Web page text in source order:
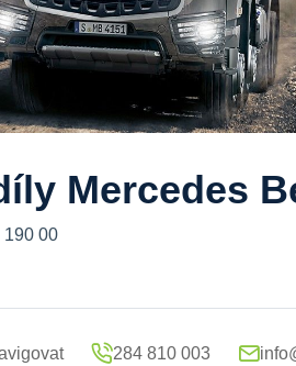
Mercedes
190 00
284 810 003